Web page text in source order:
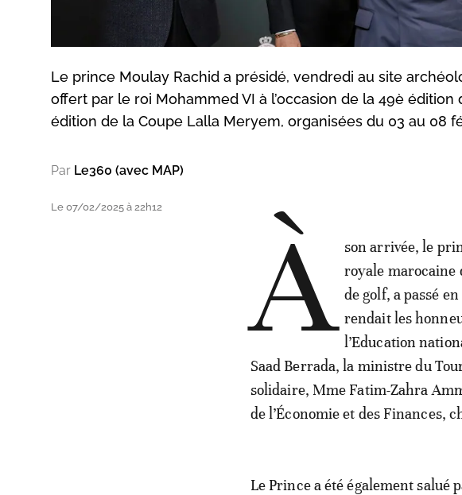
Le prince Moulay Rachid a présidé, vendredi au site
offert par le roi Mohammed VI à l’occasion de la 49è
édition de la Coupe Lalla Meryem, organisées du 03 au 08
Par Le360 (avec MAP)
Le 07/02/2025 à 22h12 À son arrivée, le
royale marocaine
de golf, a passé
rendait les
l’Education
Saad Berrada, la ministre du
solidaire, Mme Fatim-Zahra
de l’Économie et des Finances,
Le Prince a été également